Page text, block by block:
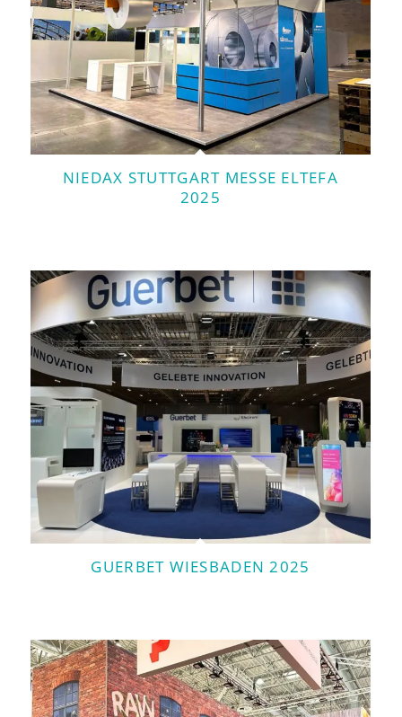
NIEDAX STUTTGART MESSE ELTEFA
2025
GUERBET WIESBADEN 2025